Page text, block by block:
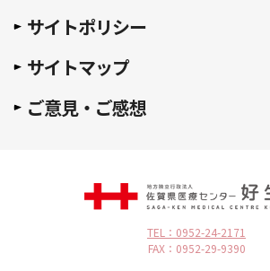
サイトポリシー
サイトマップ
ご意見・ご感想
TEL：0952-24-2171
FAX：0952-29-9390